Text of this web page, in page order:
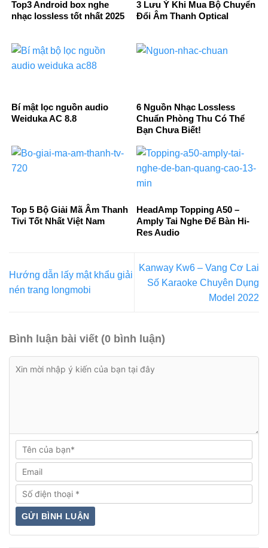
Top3 Android box nghe
nhạc lossless tốt nhất 2025
3 Lưu Ý Khi Mua Bộ Chuyển
Đổi Âm Thanh Optical
Bí mật lọc nguồn audio
Weiduka AC 8.8
6 Nguồn Nhạc Lossless
Chuẩn Phòng Thu Có Thể
Bạn Chưa Biết!
Top 5 Bộ Giải Mã Âm Thanh
Tivi Tốt Nhất Việt Nam
HeadAmp Topping A50 –
Amply Tai Nghe Để Bàn Hi-
Res Audio
Hướng dẫn lấy mật khẩu giải
nén trang longmobi
Kanway Kw6 – Vang Cơ Lai
Số Karaoke Chuyên Dụng
Model 2022
Bình luận bài viết (0 bình luận)